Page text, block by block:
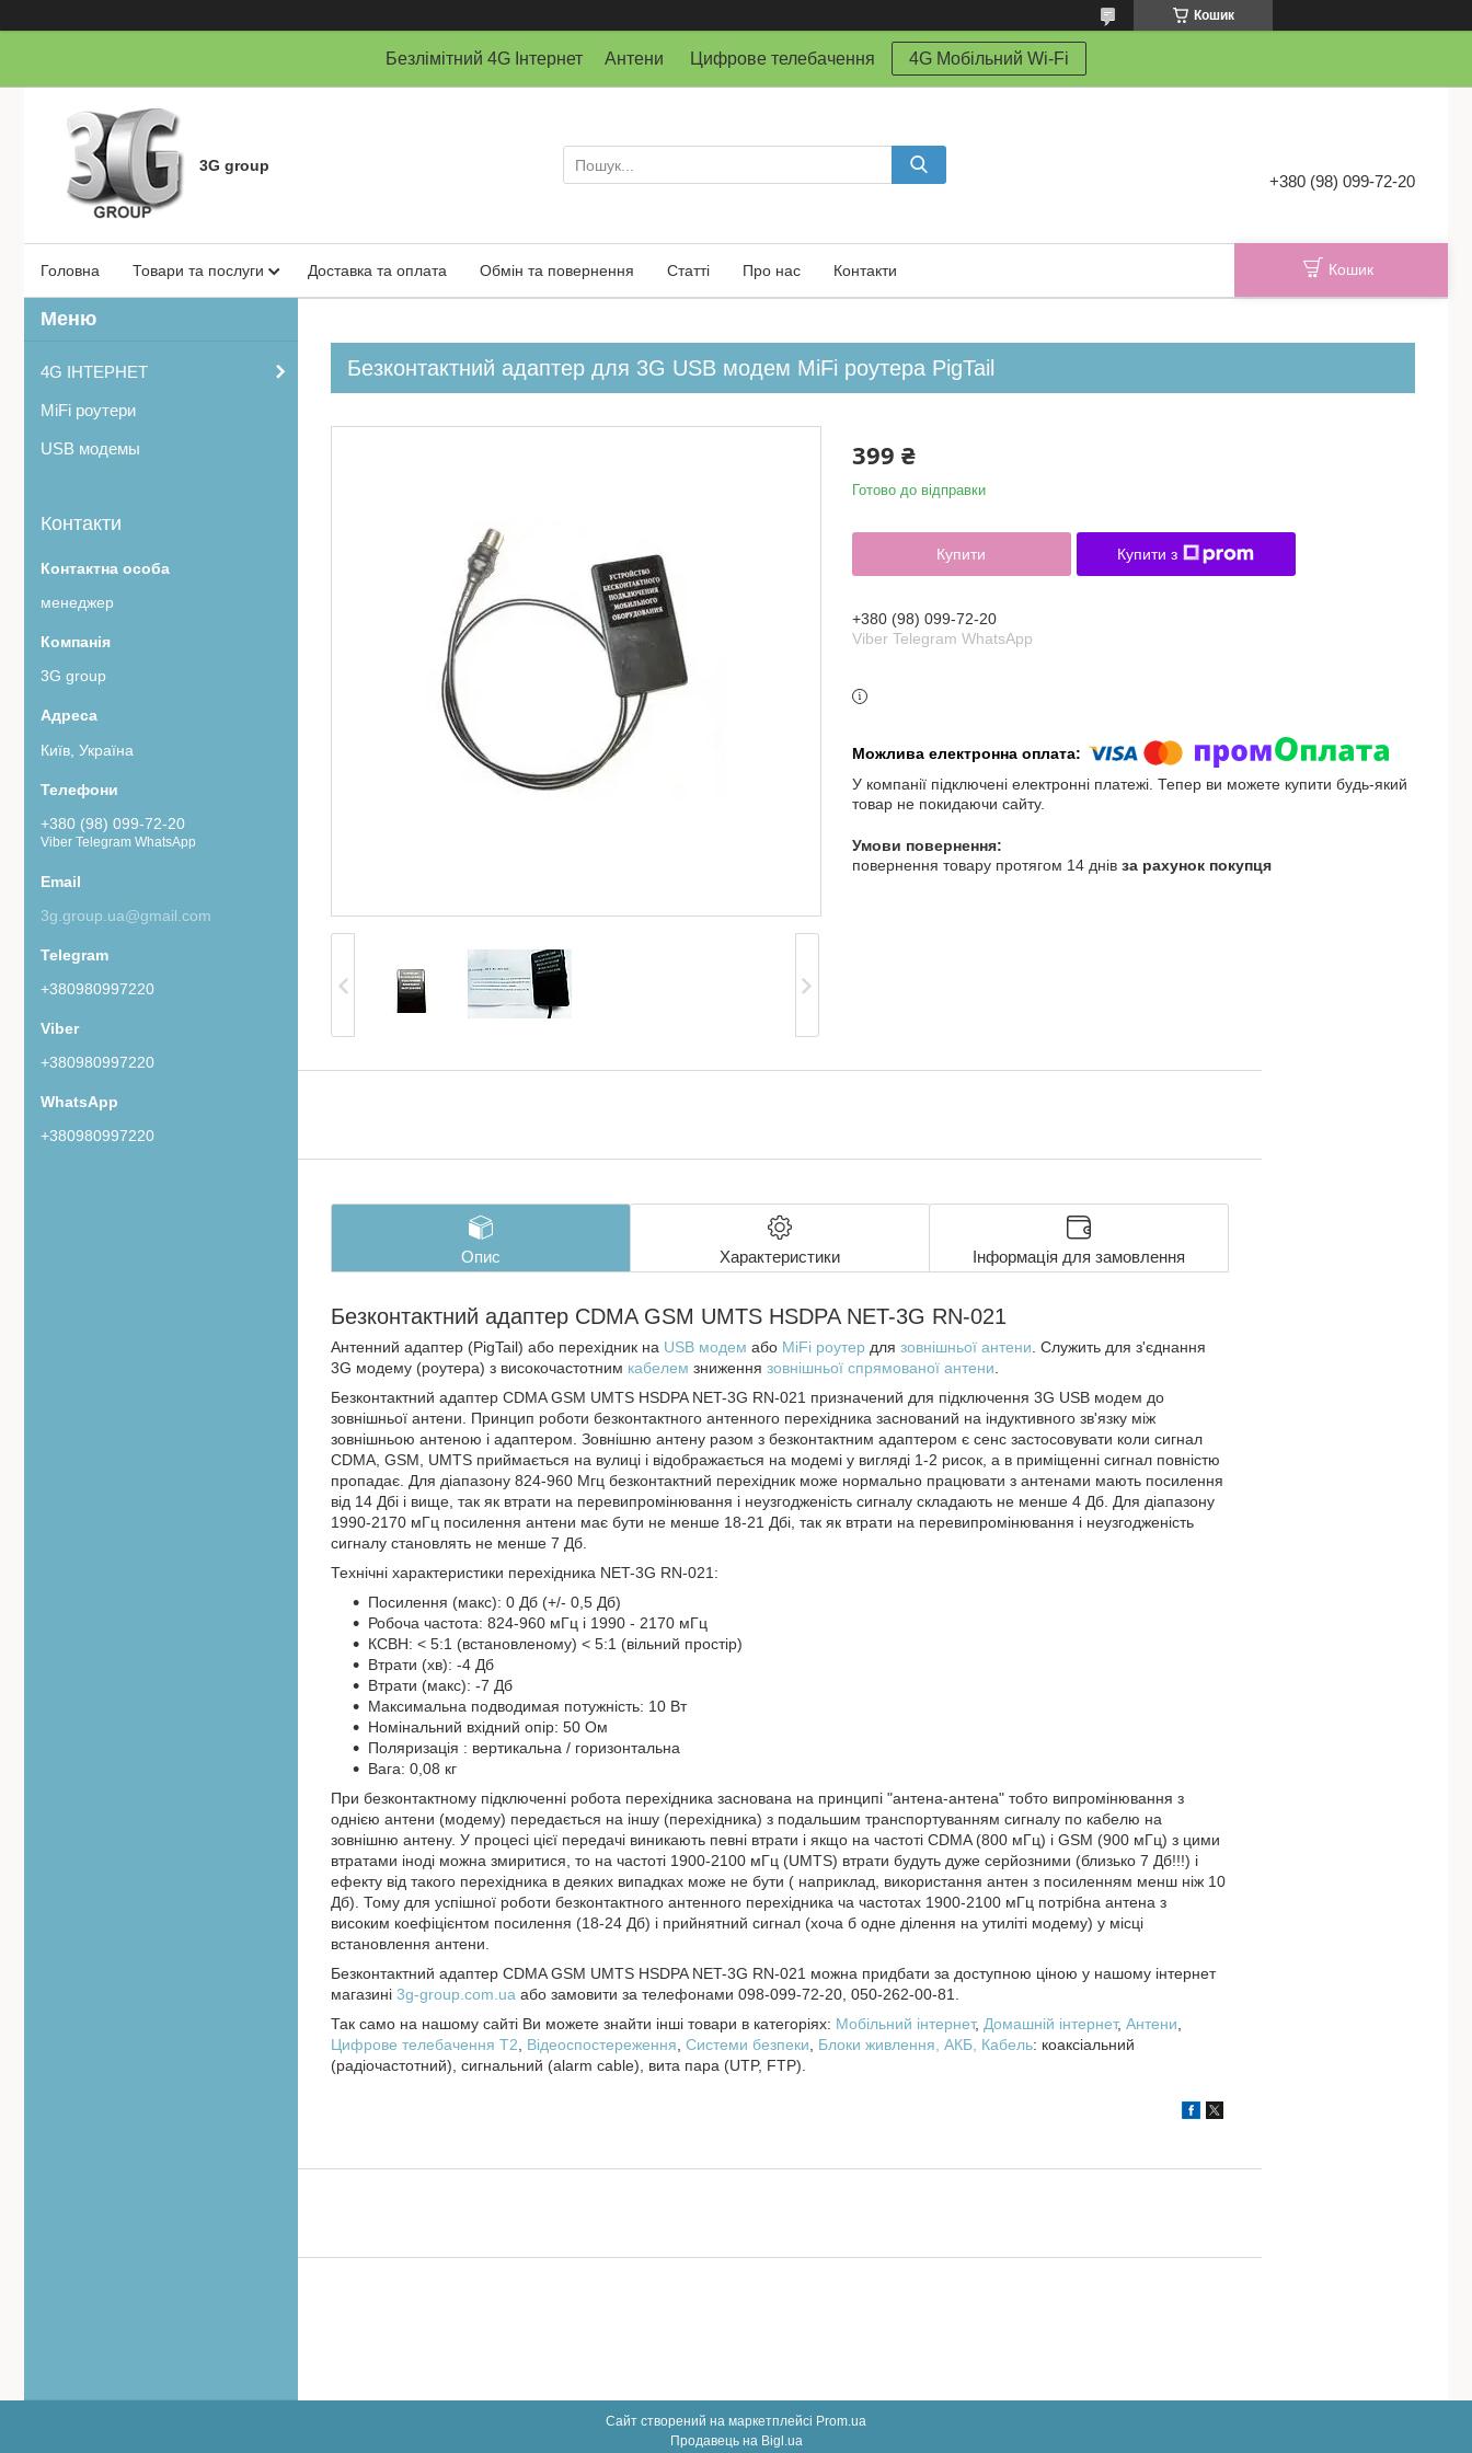
Кошик
Безлімітний 4G Інтернет Антени Цифрове телебачення 4G Мобільний Wi-Fi
3G group
+380 (98) 099-72-20
Головна Товари та послуги Доставка та оплата Обмін та повернення Статті Про нас Контакти Кошик
Безконтактний адаптер для 3G USB модем MiFi роутера PigTail
399 ₴
Готово до відправки
Купити Купити з
+380 (98) 099-72-20
Viber Telegram WhatsApp
У компанії підключені електронні платежі. Тепер ви можете купити будь-який
товар не покидаючи сайту.
повернення товару протягом 14 днів за рахунок покупця
Опис Характеристики Інформація для замовлення
Безконтактний адаптер CDMA GSM UMTS HSDPA NET-3G RN-021
Антенний адаптер (PigTail) або перехідник на USB модем або MiFi роутер для зовнішньої антени. Служить для з'єднання
3G модему (роутера) з високочастотним кабелем зниження зовнішньої спрямованої антени.
Безконтактний адаптер CDMA GSM UMTS HSDPA NET-3G RN-021 призначений для підключення 3G USB модем до
зовнішньої антени. Принцип роботи безконтактного антенного перехідника заснований на індуктивного зв'язку між
зовнішньою антеною і адаптером. Зовнішню антену разом з безконтактним адаптером є сенс застосовувати коли сигнал
CDMA, GSM, UMTS приймається на вулиці і відображається на модемі у вигляді 1-2 рисок, а в приміщенні сигнал повністю
пропадає. Для діапазону 824-960 Мгц безконтактний перехідник може нормально працювати з антенами мають посилення
від 14 Дбі і вище, так як втрати на перевипромінювання і неузгодженість сигналу складають не менше 4 Дб. Для діапазону
1990-2170 мГц посилення антени має бути не менше 18-21 Дбі, так як втрати на перевипромінювання і неузгодженість
сигналу становлять не менше 7 Дб.
Технічні характеристики перехідника NET-3G RN-021:
Посилення (макс): 0 Дб (+/- 0,5 Дб)
Робоча частота: 824-960 мГц і 1990 - 2170 мГц
КСВН: < 5:1 (встановленому) < 5:1 (вільний простір)
Втрати (хв): -4 Дб
Втрати (макс): -7 Дб
Максимальна подводимая потужність: 10 Вт
Номінальний вхідний опір: 50 Ом
Поляризація : вертикальна / горизонтальна
Вага: 0,08 кг
При безконтактному підключенні робота перехідника заснована на принципі "антена-антена" тобто випромінювання з
однією антени (модему) передається на іншу (перехідника) з подальшим транспортуванням сигналу по кабелю на
зовнішню антену. У процесі цієї передачі виникають певні втрати і якщо на частоті CDMA (800 мГц) і GSM (900 мГц) з цими
втратами іноді можна змиритися, то на частоті 1900-2100 мГц (UMTS) втрати будуть дуже серйозними (близько 7 Дб!!!) і
ефекту від такого перехідника в деяких випадках може не бути ( наприклад, використання антен з посиленням менш ніж 10
Дб). Тому для успішної роботи безконтактного антенного перехідника ча частотах 1900-2100 мГц потрібна антена з
високим коефіцієнтом посилення (18-24 Дб) і прийнятний сигнал (хоча б одне ділення на утиліті модему) у місці
встановлення антени.
Безконтактний адаптер CDMA GSM UMTS HSDPA NET-3G RN-021 можна придбати за доступною ціною у нашому інтернет
магазині 3g-group.com.ua або замовити за телефонами 098-099-72-20, 050-262-00-81.
Так само на нашому сайті Ви можете знайти інші товари в категоріях: Мобільний інтернет, Домашній інтернет, Антени,
Цифрове телебачення T2, Відеоспостереження, Системи безпеки, Блоки живлення, АКБ, Кабель: коаксіальний
(радіочастотний), сигнальний (alarm cable), вита пара (UTP, FTP).
4G ІНТЕРНЕТ
MiFi роутери
USB модемы
Контакти
менеджер
3G group
Київ, Україна
+380 (98) 099-72-20
Viber Telegram WhatsApp
3g.group.ua@gmail.com
+380980997220
+380980997220
+380980997220
Сайт створений на маркетплейсі Prom.ua
Продавець на Bigl.ua